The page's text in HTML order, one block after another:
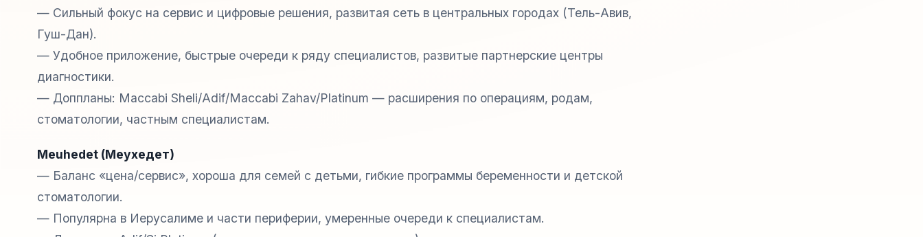
— Сильный фокус на сервис и цифровые решения, развитая сеть в центральных городах (Тель-Авив,
Гуш-Дан).
— Удобное приложение, быстрые очереди к ряду специалистов, развитые партнерские центры
диагностики.
— Доппланы: Maccabi Sheli/Adif/Maccabi Zahav/Platinum — расширения по операциям, родам,
стоматологии, частным специалистам.
Meuhedet (Меухедет)
— Баланс «цена/сервис», хороша для семей с детьми, гибкие программы беременности и детской
стоматологии.
— Популярна в Иерусалиме и части периферии, умеренные очереди к специалистам.